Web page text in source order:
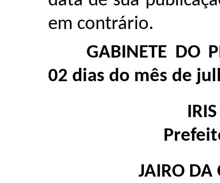
em contrário.
GABINETE DO
02 dias do mês de
JAIRO DA